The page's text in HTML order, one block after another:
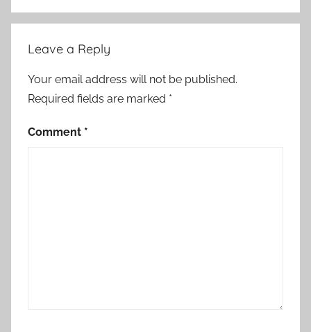
Leave a Reply
Your email address will not be published.
Required fields are marked *
Comment *